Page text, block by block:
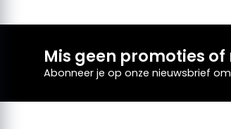
Mis geen promoties
Abonneer je op onze nieuwsbrief